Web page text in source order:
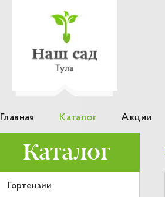
Главная Каталог Акции
Каталог
Гортензии